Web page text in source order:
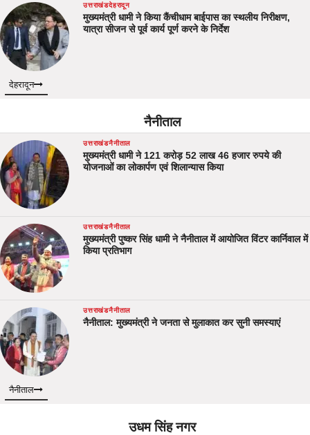
उत्तराखंडदेहरादून
मुख्यमंत्री धामी ने किया कैंचीधाम बाईपास का स्थलीय निरीक्षण,
यात्रा सीजन से पूर्व कार्य पूर्ण करने के निर्देश
देहरादून
नैनीताल
उत्तराखंडनैनीताल
मुख्यमंत्री धामी ने 121 करोड़ 52 लाख 46 हजार रुपये की
योजनाओं का लोकार्पण एवं शिलान्यास किया
उत्तराखंडनैनीताल
मुख्यमंत्री पुष्कर सिंह धामी ने नैनीताल में आयोजित विंटर कार्निवाल में
किया प्रतिभाग
उत्तराखंडनैनीताल
नैनीताल: मुख्यमंत्री ने जनता से मुलाकात कर सुनी समस्याएं
नैनीताल
उधम सिंह नगर